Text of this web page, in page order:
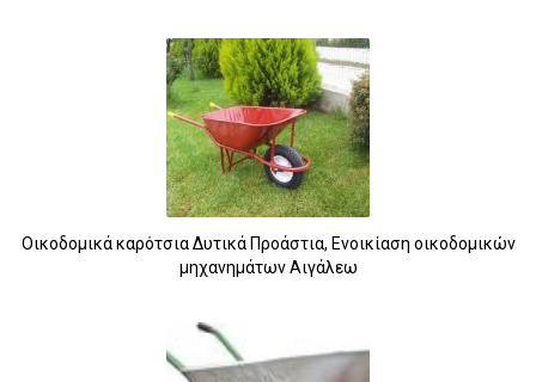
Οικοδομικά καρότσια Δυτικά Προάστια, Ενοικίαση οικοδομικών
μηχανημάτων Αιγάλεω